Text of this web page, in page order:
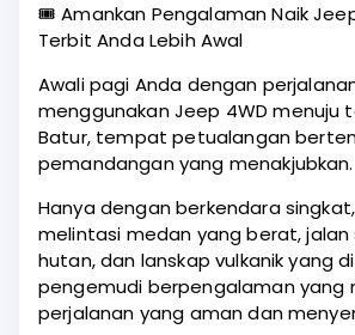
🎟️ Amankan Pengalaman Naik
Terbit Anda Lebih Awal
Awali pagi Anda dengan
menggunakan Jeep 4WD menuju
Batur, tempat petualangan
pemandangan yang menakjubkan.
Hanya dengan berkendara
melintasi medan yang berat,
hutan, dan lanskap vulkanik yang
pengemudi berpengalaman yang
perjalanan yang aman dan